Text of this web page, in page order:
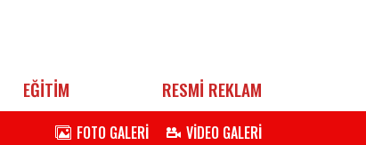
EĞİTİM RESMİ REKLAM
FOTO GALERİ VİDEO GALERİ